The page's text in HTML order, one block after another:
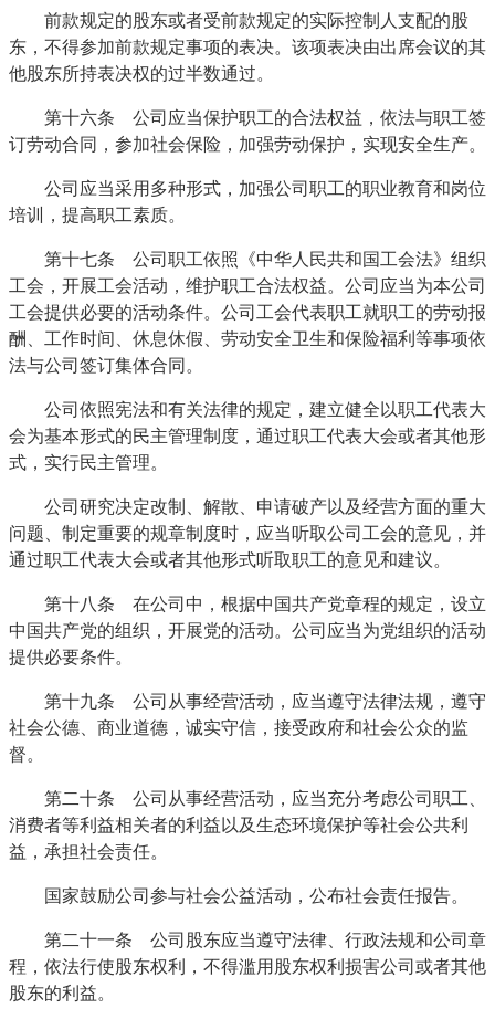
前款规定的股东或者受前款规定的实际控制人支配的股
东，不得参加前款规定事项的表决。该项表决由出席会议的其
他股东所持表决权的过半数通过。
第十六条 公司应当保护职工的合法权益，依法与职工签
订劳动合同，参加社会保险，加强劳动保护，实现安全生产。
公司应当采用多种形式，加强公司职工的职业教育和岗位
培训，提高职工素质。
第十七条 公司职工依照《中华人民共和国工会法》组织
工会，开展工会活动，维护职工合法权益。公司应当为本公司
工会提供必要的活动条件。公司工会代表职工就职工的劳动报
酬、工作时间、休息休假、劳动安全卫生和保险福利等事项依
法与公司签订集体合同。
公司依照宪法和有关法律的规定，建立健全以职工代表大
会为基本形式的民主管理制度，通过职工代表大会或者其他形
式，实行民主管理。
公司研究决定改制、解散、申请破产以及经营方面的重大
问题、制定重要的规章制度时，应当听取公司工会的意见，并
通过职工代表大会或者其他形式听取职工的意见和建议。
第十八条 在公司中，根据中国共产党章程的规定，设立
中国共产党的组织，开展党的活动。公司应当为党组织的活动
提供必要条件。
第十九条 公司从事经营活动，应当遵守法律法规，遵守
社会公德、商业道德，诚实守信，接受政府和社会公众的监
督。
第二十条 公司从事经营活动，应当充分考虑公司职工、
消费者等利益相关者的利益以及生态环境保护等社会公共利
益，承担社会责任。
国家鼓励公司参与社会公益活动，公布社会责任报告。
第二十一条 公司股东应当遵守法律、行政法规和公司章
程，依法行使股东权利，不得滥用股东权利损害公司或者其他
股东的利益。